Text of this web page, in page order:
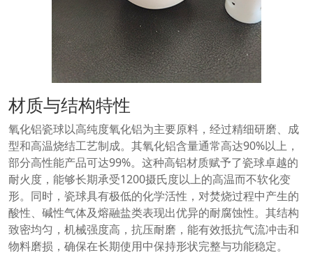
材质与结构特性
氧化铝瓷球以高纯度氧化铝为主要原料，经过精细研磨、成
型和高温烧结工艺制成。其氧化铝含量通常高达90%以上，
部分高性能产品可达99%。这种高铝材质赋予了瓷球卓越的
耐火度，能够长期承受1200摄氏度以上的高温而不软化变
形。同时，瓷球具有极低的化学活性，对焚烧过程中产生的
酸性、碱性气体及熔融盐类表现出优异的耐腐蚀性。其结构
致密均匀，机械强度高，抗压耐磨，能有效抵抗气流冲击和
物料磨损，确保在长期使用中保持形状完整与功能稳定。